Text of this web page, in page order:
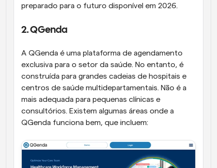
preparado para o futuro disponível em 2026.
2. QGenda
A QGenda é uma plataforma de agendamento
exclusiva para o setor da saúde. No entanto, é
construída para grandes cadeias de hospitais e
centros de saúde multidepartamentais. Não é a
mais adequada para pequenas clínicas e
consultórios. Existem algumas áreas onde a
QGenda funciona bem, que incluem: